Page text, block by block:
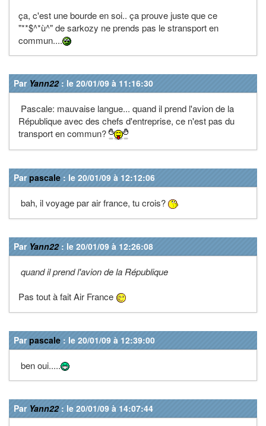
ça, c'est une bourde en soi.. ça prouve juste que ce
"**$^*ù^" de sarkozy ne prends pas le stransport en
commun....
Par Yann22: le 20/01/09 à 11:16:30
Pascale: mauvaise langue... quand il prend l'avion de la
République avec des chefs d'entreprise, ce n'est pas du
transport en commun?
Parpascale : le 20/01/09 à 12:12:06
bah, il voyage par air france, tu crois?
Par Yann22: le 20/01/09 à 12:26:08
quand il prend l'avion de la République
Pas tout à fait Air France
Parpascale : le 20/01/09 à 12:39:00
ben oui.....
Par Yann22: le 20/01/09 à 14:07:44